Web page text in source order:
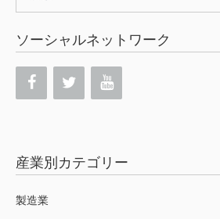
索:
ソーシャルネットワーク
産業別カテゴリー
製造業